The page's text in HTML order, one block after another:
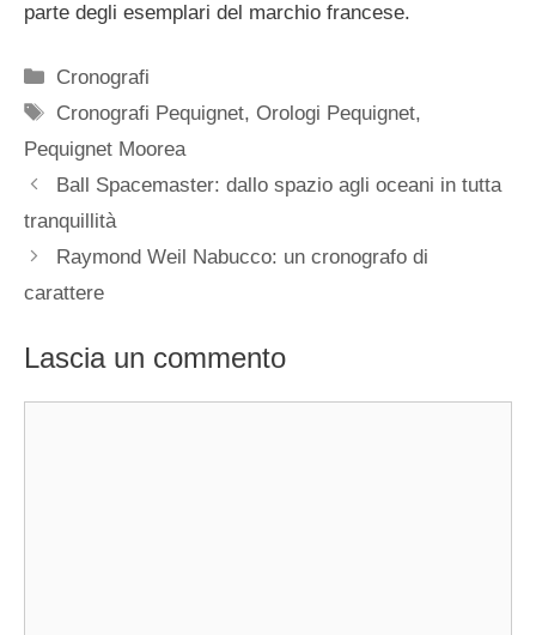
parte degli esemplari del marchio francese.
Categorie
Cronografi
Tag
Cronografi Pequignet,Orologi Pequignet,
Pequignet Moorea
Navigazione
articolo
Ball Spacemaster: dallo spazio agli oceani in tutta
tranquillità
Raymond Weil Nabucco: un cronografo di
carattere
Lascia un commento